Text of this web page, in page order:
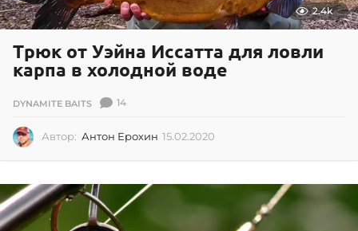
2.4k
Трюк от Уэйна Иссатта для ловли
карпа в холодной воде
DYNAMITE BAITS 14
Автор: Антон Ерохин 15.02.2020
0